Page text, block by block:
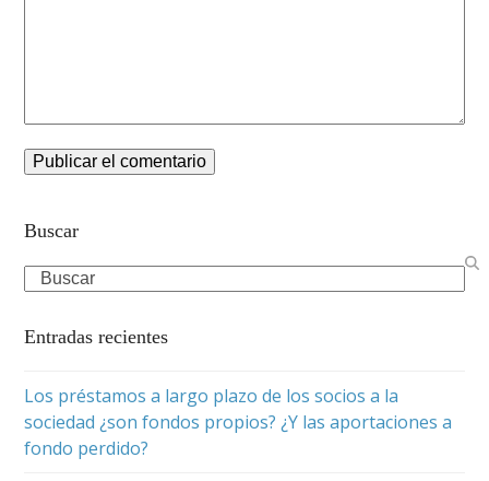
Buscar
Search
Entradas recientes
Los préstamos a largo plazo de los socios a la
sociedad ¿son fondos propios? ¿Y las aportaciones a
fondo perdido?